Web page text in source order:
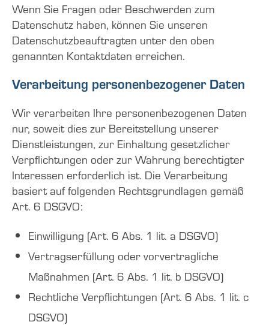
Wenn Sie Fragen oder Beschwerden zum
Datenschutz haben, können Sie unseren
Datenschutzbeauftragten unter den oben
genannten Kontaktdaten erreichen.
Verarbeitung personenbezogener Daten
Wir verarbeiten Ihre personenbezogenen Daten
nur, soweit dies zur Bereitstellung unserer
Dienstleistungen, zur Einhaltung gesetzlicher
Verpflichtungen oder zur Wahrung berechtigter
Interessen erforderlich ist. Die Verarbeitung
basiert auf folgenden Rechtsgrundlagen gemäß
Art. 6 DSGVO:
Einwilligung (Art. 6 Abs. 1 lit. a DSGVO)
Vertragserfüllung oder vorvertragliche
Maßnahmen (Art. 6 Abs. 1 lit. b DSGVO)
Rechtliche Verpflichtungen (Art. 6 Abs. 1 lit. c
DSGVO)